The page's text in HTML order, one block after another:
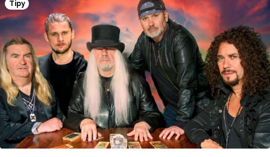
Tipy